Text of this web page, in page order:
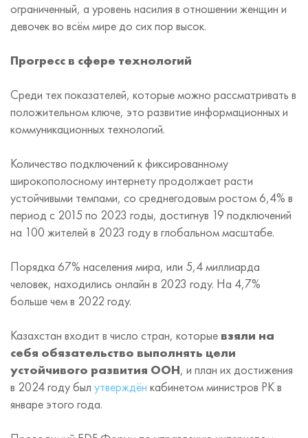
ограниченный, а уровень насилия в отношении женщин и
девочек во всём мире до сих пор высок.
Прогресс в сфере технологий
Среди тех показателей, которые можно рассматривать в
положительном ключе, это развитие информационных и
коммуникационных технологий.
Количество подключений к фиксированному
широкополосному интернету продолжает расти
устойчивыми темпами, со среднегодовым ростом 6,4% в
период с 2015 по 2023 годы, достигнув 19 подключений
на 100 жителей в 2023 году в глобальном масштабе.
Порядка 67% населения мира, или 5,4 миллиарда
человек, находились онлайн в 2023 году. На 4,7%
больше чем в 2022 году.
Казахстан входит в число стран, которые взяли на
себя обязательство выполнять цели
устойчивого развития ООН, и план их достижения
в 2024 году был утверждён кабинетом министров РК в
январе этого года.